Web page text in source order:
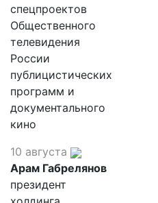
спецпроектов
Общественного
телевидения
России
публицистических
программ и
документального
кино
10 августа
Арам Габрелянов
президент